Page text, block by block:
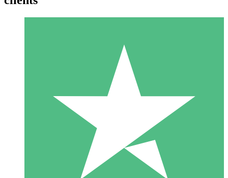
Packs de Crédits Individuels
Payez à l'utilisation avec des crédits de téléchargement. Sans
1 Téléchargement
10 00